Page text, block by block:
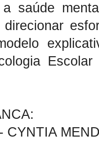
saúde
CYNTIA